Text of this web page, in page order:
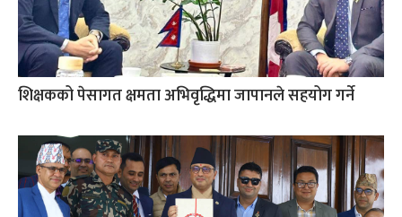
शिक्षकको पेसागत क्षमता अभिवृद्धिमा जापानले सहयोग गर्ने